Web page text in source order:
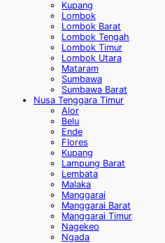
Kupang
Lombok
Lombok Barat
Lombok Tengah
Lombok Timur
Lombok Utara
Mataram
Sumbawa
Sumbawa Barat
Nusa Tenggara Timur
Alor
Belu
Ende
Flores
Kupang
Lampung Barat
Lembata
Malaka
Manggarai
Manggarai Barat
Manggarai Timur
Nagekeo
Ngada